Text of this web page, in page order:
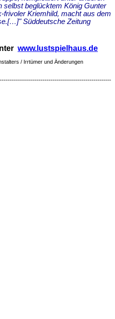
selbst beglücktem König Gunter
frivoler Kriemhild, macht aus dem
Süddeutsche Zeitung
www.lustspielhaus.de
/ Irrtümer und Änderungen